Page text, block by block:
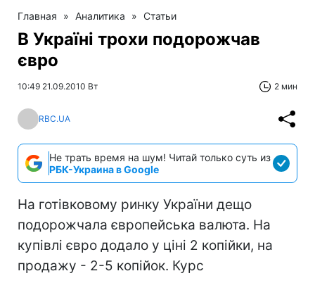
Главная » Аналитика » Статьи
В Україні трохи подорожчав
євро
10:49 21.09.2010 Вт 2 мин
RBC.UA
Не трать время на шум! Читай только суть из
РБК-Украина в Google
На готівковому ринку України дещо
подорожчала європейська валюта. На
купівлі євро додало у ціні 2 копійки, на
продажу - 2-5 копійок. Курс